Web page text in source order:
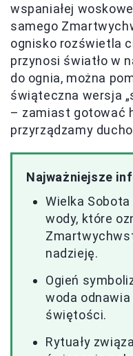
wspaniałej
samego
ognisko rozświetla
przynosi światło w
do ognia, można
świąteczna wersja
– zamiast gotować
przyrządzamy
Najważniejsze
Wielka
wody, które
nadzieję.
Ogień
woda
świętości.
Rytuały